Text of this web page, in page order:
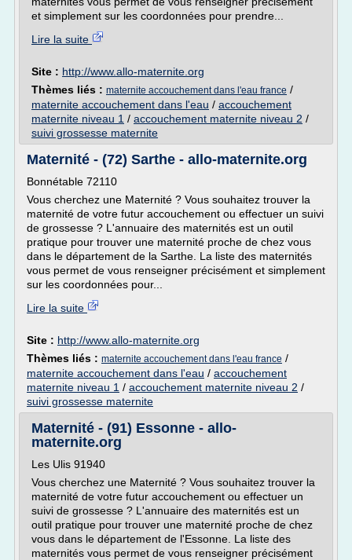
et simplement sur les coordonnées pour prendre...
Lire la suite
Site : http://www.allo-maternite.org
Thèmes liés : maternite accouchement dans l'eau france /
maternite accouchement dans l'eau / accouchement
maternite niveau 1 / accouchement maternite niveau 2 /
suivi grossesse maternite
Maternité - (72) Sarthe - allo-maternite.org
Bonnétable 72110
Vous cherchez une Maternité ? Vous souhaitez trouver la
maternité de votre futur accouchement ou effectuer un suivi
de grossesse ? L'annuaire des maternités est un outil
pratique pour trouver une maternité proche de chez vous
dans le département de la Sarthe. La liste des maternités
vous permet de vous renseigner précisément et simplement
sur les coordonnées pour...
Lire la suite
Site : http://www.allo-maternite.org
Thèmes liés : maternite accouchement dans l'eau france /
maternite accouchement dans l'eau / accouchement
maternite niveau 1 / accouchement maternite niveau 2 /
suivi grossesse maternite
Maternité - (91) Essonne - allo-
maternite.org
Les Ulis 91940
Vous cherchez une Maternité ? Vous souhaitez trouver la
maternité de votre futur accouchement ou effectuer un
suivi de grossesse ? L'annuaire des maternités est un
outil pratique pour trouver une maternité proche de chez
vous dans le département de l'Essonne. La liste des
maternités vous permet de vous renseigner précisément